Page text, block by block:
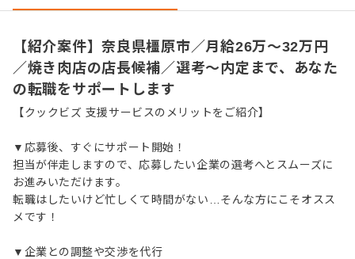
【紹介案件】奈良県橿原市／月給26万～32万円
／焼き肉店の店長候補／選考～内定まで、あなた
の転職をサポートします
【クックビズ 支援サービスのメリットをご紹介】
▼応募後、すぐにサポート開始！
担当が伴走しますので、応募したい企業の選考へとスムーズに
お進みいただけます。
転職はしたいけど忙しくて時間がない…そんな方にこそオスス
メです！
▼企業との調整や交渉を代行